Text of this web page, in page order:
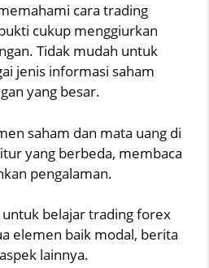
cara trading
cukup menggiurkan
Tidak mudah untuk
jenis informasi saham
yang besar.
saham dan mata uang di
yang berbeda, membaca
pengalaman.
belajar trading forex
elemen baik modal, berita
lainnya.